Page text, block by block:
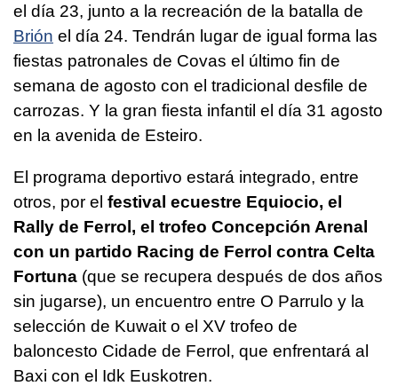
el día 23, junto a la recreación de la batalla de
Brión el día 24. Tendrán lugar de igual forma las
fiestas patronales de Covas el último fin de
semana de agosto con el tradicional desfile de
carrozas. Y la gran fiesta infantil el día 31 agosto
en la avenida de Esteiro.
El programa deportivo estará integrado, entre
otros, por el festival ecuestre Equiocio, el
Rally de Ferrol, el trofeo Concepción Arenal
con un partido Racing de Ferrol contra Celta
Fortuna (que se recupera después de dos años
sin jugarse), un encuentro entre O Parrulo y la
selección de Kuwait o el XV trofeo de
baloncesto Cidade de Ferrol, que enfrentará al
Baxi con el Idk Euskotren.